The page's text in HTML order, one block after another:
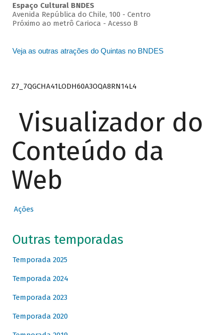
Espaço Cultural BNDES
Avenida República do Chile, 100 - Centro
Próximo ao metrô Carioca - Acesso B
Veja as outras atrações do Quintas no BNDES
Z7_7QGCHA41LODH60A3OQA8RN14L4
Visualizador do
Conteúdo da
Web
Ações
Outras temporadas
Temporada 2025
Temporada 2024
Temporada 2023
Temporada 2020